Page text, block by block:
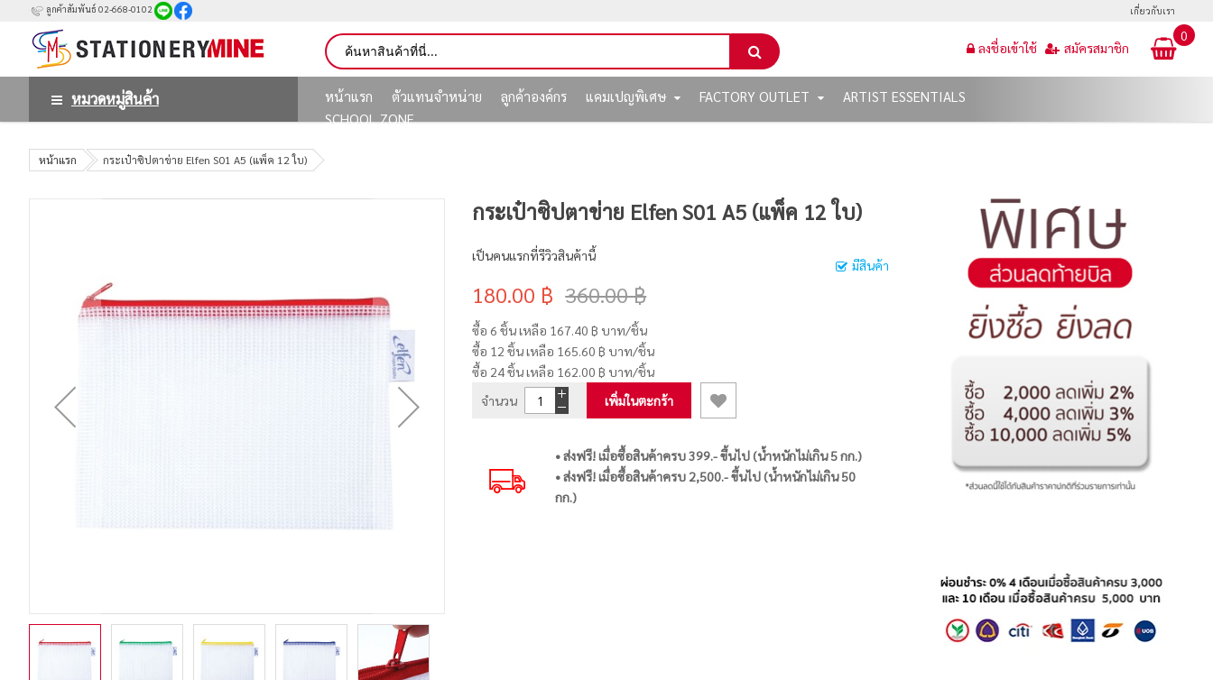
ลูกค้าสัมพันธ์ 02-668-0102 เกี่ยวกับเรา
0
ลงชื่อเข้าใช้ สมัครสมาชิก
หมวดหมู่สินค้า หน้าแรก ตัวแทนจำหน่าย ลูกค้าองค์กร แคมเปญพิเศษ FACTORY OUTLET
ARTIST ESSENTIALS
SCHOOL ZONE
หน้าแรก กระเป๋าซิปตาข่าย Elfen S01 A5 (แพ็ค 12 ใบ)
กระเป๋าซิปตาข่าย Elfen S01 A5 (แพ็ค 12 ใบ)
มีสินค้า
เป็นคนแรกที่รีวิวสินค้านี้
180.00 ฿ 360.00 ฿
ซื้อ 6 ชิ้น เหลือ 167.40 ฿ บาท/ชิ้น
ซื้อ 12 ชิ้น เหลือ 165.60 ฿ บาท/ชิ้น
ซื้อ 24 ชิ้น เหลือ 162.00 ฿ บาท/ชิ้น
จำนวน
เพิ่มในตะกร้า
• ส่งฟรี! เมื่อซื้อสินค้าครบ 399.- ขึ้นไป (น้ำหนักไม่เกิน 5 กก.)
• ส่งฟรี! เมื่อซื้อสินค้าครบ 2,500.- ขึ้นไป (น้ำหนักไม่เกิน 50
กก.)